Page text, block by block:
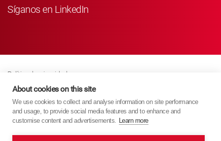
Síganos en LinkedIn
Política de privacidad
Business Partner Privacy
Política De Cookies
Modern Slavery Act Policy
About cookies on this site
We use cookies to collect and analyse information on site performance
and usage, to provide social media features and to enhance and
customise content and advertisements. Learn more